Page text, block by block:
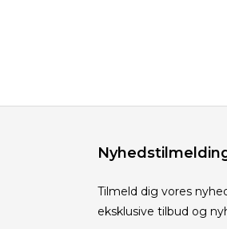
Tilmeld dig vores
eksklusive tilbud og